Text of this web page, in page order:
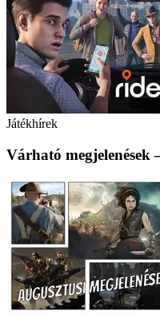
Játékhírek
Várható megjelenések